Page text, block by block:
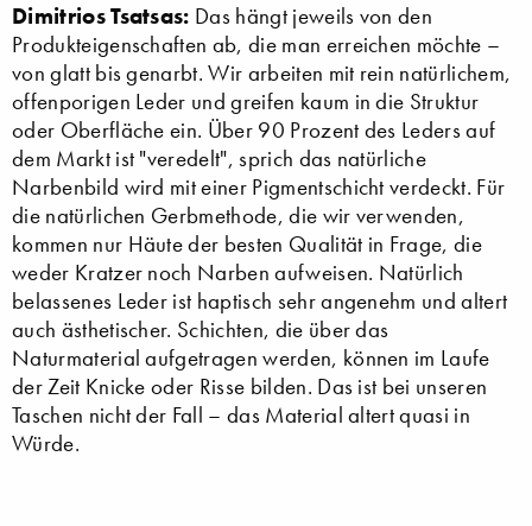
Dimitrios Tsatsas: Das hängt jeweils von den
Produkteigenschaften ab, die man erreichen möchte –
von glatt bis genarbt. Wir arbeiten mit rein natürlichem,
offenporigen Leder und greifen kaum in die Struktur
oder Oberfläche ein. Über 90 Prozent des Leders auf
dem Markt ist "veredelt", sprich das natürliche
Narbenbild wird mit einer Pigmentschicht verdeckt. Für
die natürlichen Gerbmethode, die wir verwenden,
kommen nur Häute der besten Qualität in Frage, die
weder Kratzer noch Narben aufweisen. Natürlich
belassenes Leder ist haptisch sehr angenehm und altert
auch ästhetischer. Schichten, die über das
Naturmaterial aufgetragen werden, können im Laufe
der Zeit Knicke oder Risse bilden. Das ist bei unseren
Taschen nicht der Fall – das Material altert quasi in
Würde.